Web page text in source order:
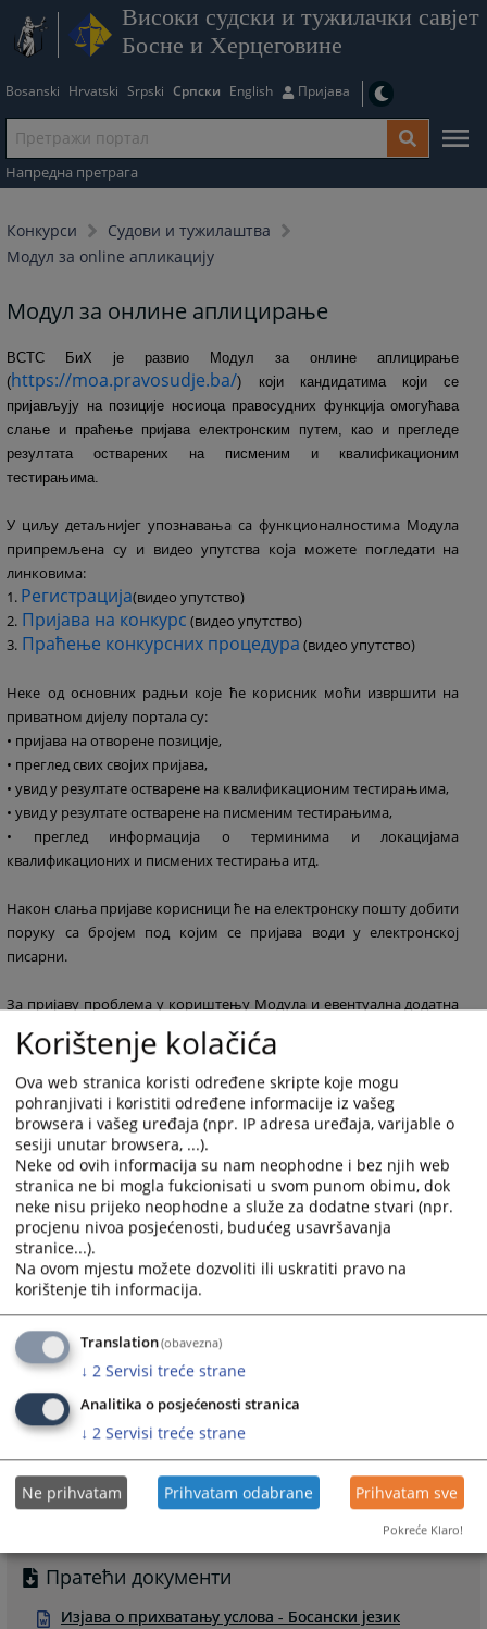
Високи судски и тужилачки савјет
Босне и Херцеговине
Bosanski Hrvatski Srpski Српски English Пријава
Напредна претрага
Конкурси
Судови и тужилаштва
Модул за online апликацију
Модул за онлине аплицирање
ВСТС БиХ је развио Модул за онлине аплицирање
(https://moa.pravosudje.ba/) који кандидатима који се
пријављују на позиције носиоца правосудних функција омогућава
слање и праћење пријава електронским путем, као и прегледе
резултата остварених на писменим и квалификационим
тестирањима.
У циљу детаљнијег упознавања са функционалностима Модула
припремљена су и видео упутства која можете погледати на
линковима:
1. Регистрација(видео упутство)
2. Пријава на конкурс (видео упутство)
3. Праћење конкурсних процедура (видео упутство)
Неке од основних радњи које ће корисник моћи извршити на
приватном дијелу портала су:
• пријава на отворене позиције,
• преглед свих својих пријава,
• увид у резултате остварене на квалификационим тестирањима,
• увид у резултате остварене на писменим тестирањима,
• преглед информација о терминима и локацијама
квалификационих и писмених тестирања итд.
Након слања пријаве корисници ће на електронску пошту добити
поруку са бројем под којим се пријава води у електронској
писарни.
За пријаву проблема у кориштењу Модула и евентуална додатна
питања молимо Вас да се обратите путем е-
маила vstv.imenovanja@pravosudje.ba.
Нови систем слања и запримања пријава ће олакшати и убрзати
процес пријављивања на отворене позиције јер кандидатима
олакшава попуњавање и слање пријава, а запосленим у ВСТС-у
БиХ скраћује вријеме потребно за њихову обраду и смањује
могућност људске грешке.
Често постављана питања можете пронаћи на линку.
Кандидатима ће бити доступне све ранг листе за позиције на које
су били пријављени.
Модул и видео материјал су припремљени уз финансијску подршку
500ПРЕГЛЕДА
Пратећи документи
Изјава о прихватању услова - Босански језик
Korištenje kolačića
Ova web stranica koristi određene skripte koje mogu
pohranjivati i koristiti određene informacije iz vašeg
browsera i vašeg uređaja (npr. IP adresa uređaja, varijable o
sesiji unutar browsera, ...).
Neke od ovih informacija su nam neophodne i bez njih web
stranica ne bi mogla fukcionisati u svom punom obimu, dok
neke nisu prijeko neophodne a služe za dodatne stvari (npr.
procjenu nivoa posjećenosti, budućeg usavršavanja
stranice...).
Na ovom mjestu možete dozvoliti ili uskratiti pravo na
korištenje tih informacija.
Translation(obavezna)
↓ 2 Servisi treće strane
Analitika o posjećenosti stranica
↓ 2 Servisi treće strane
Ne prihvatam Prihvatam odabrane Prihvatam sve
Pokreće Klaro!